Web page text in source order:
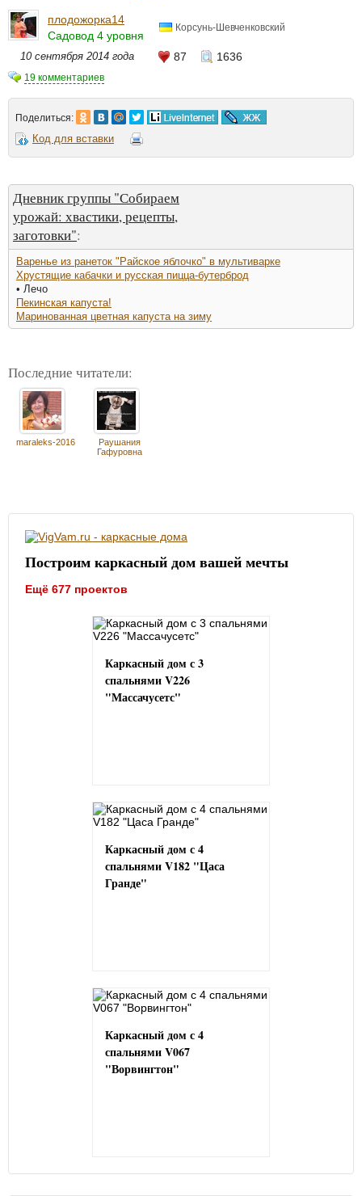
плодожорка14
Садовод 4 уровня
Корсунь-Шевченковский
10 сентября 2014 года 87 1636
19 комментариев
Поделиться:
Код для вставки
Дневник группы "Собираем
урожай: хвастики, рецепты,
заготовки":
Варенье из ранеток "Райское яблочко" в мультиварке
Хрустящие кабачки и русская пицца-бутерброд
• Лечо
Пекинская капуста!
Маринованная цветная капуста на зиму
Последние читатели:
maraleks-2016
Раушания
Гафуровна
Построим каркасный дом вашей мечты
Ещё 677 проектов
Каркасный дом с 3
спальнями V226
"Массачусетс"
Каркасный дом с 4
спальнями V182 "Цаса
Гранде"
Каркасный дом с 4
спальнями V067
"Ворвингтон"